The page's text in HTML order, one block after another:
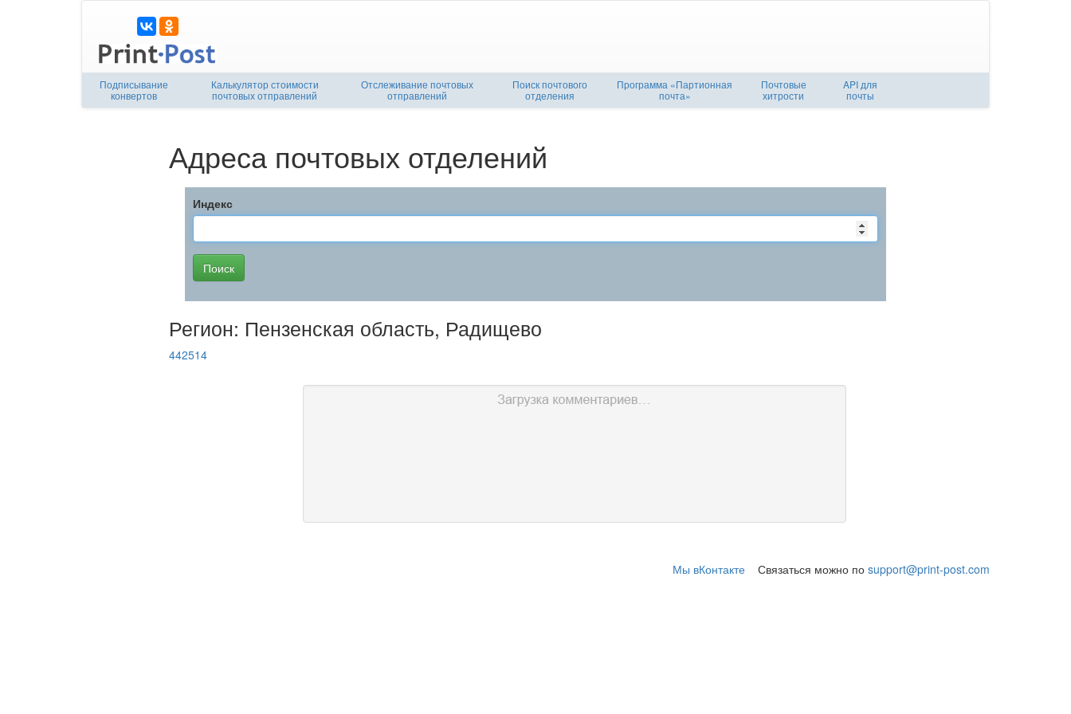
Подписывание
конвертов
Калькулятор стоимости
почтовых отправлений
Отслеживание почтовых
отправлений
Поиск почтового
отделения
Программа «Партионная
почта»
Почтовые
хитрости
API для
почты
Адреса почтовых отделений
Индекс
Регион: Пензенская область, Радищево
442514
Мы вКонтакте Связаться можно по support@print-post.com